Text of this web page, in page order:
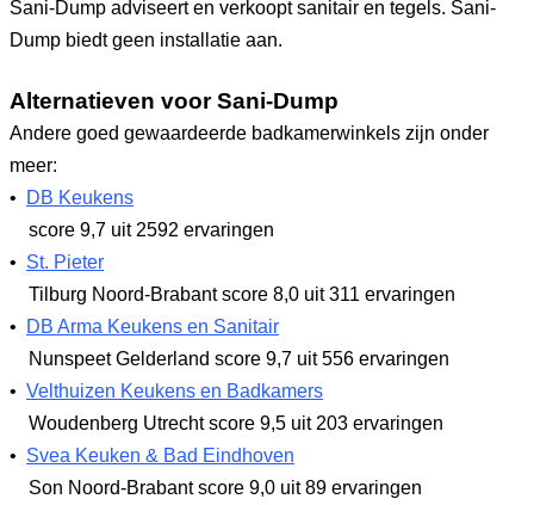
Sani-Dump adviseert en verkoopt sanitair en tegels. Sani-
Dump biedt geen installatie aan.
Alternatieven voor Sani-Dump
Andere goed gewaardeerde badkamerwinkels zijn onder
meer:
•
DB Keukens
score 9,7 uit 2592 ervaringen
• St. Pieter
Tilburg Noord-Brabantscore 8,0 uit 311 ervaringen
•
DB Arma Keukens en Sanitair
Nunspeet Gelderland score 9,7 uit 556 ervaringen
• Velthuizen Keukens en Badkamers
Woudenberg Utrechtscore 9,5 uit 203 ervaringen
• Svea Keuken & Bad Eindhoven
Son Noord-Brabantscore 9,0 uit 89 ervaringen